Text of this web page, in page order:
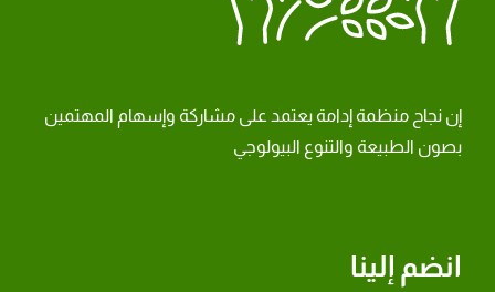
انضم إلينا
إن نجاح منظمة إدامة يعتمد على مشاركة وإسهام المهتمين
بصون الطبيعة والتنوع البيولوجي